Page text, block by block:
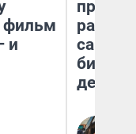
фильм
и
самом